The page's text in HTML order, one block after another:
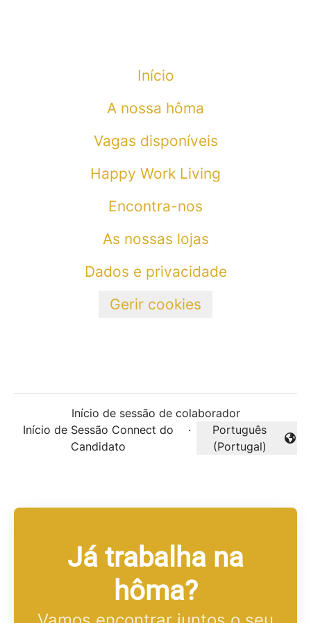
Início
A nossa hôma
Vagas disponíveis
Happy Work Living
Encontra-nos
As nossas lojas
Dados e privacidade
Gerir cookies
Início de sessão de colaborador
Início de Sessão Connect do
Candidato
·
Alterar idioma
Português
(Portugal)
Já trabalha na
hôma?